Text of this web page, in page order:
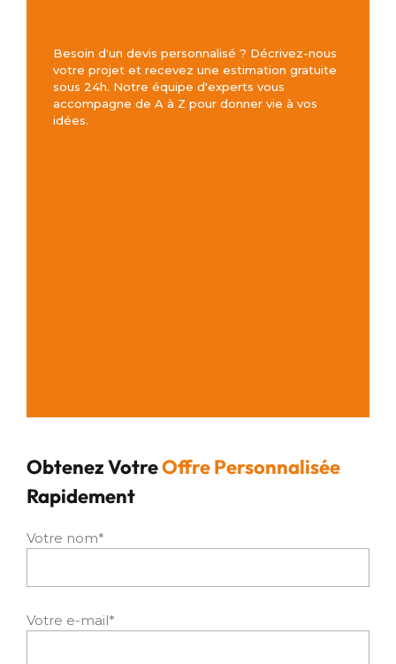
Besoin d'un devis personnalisé ? Décrivez-nous
votre projet et recevez une estimation gratuite
sous 24h. Notre équipe d'experts vous
accompagne de A à Z pour donner vie à vos
idées.
Obtenez VotreOffre Personnalisée
Rapidement
Votre nom*
Votre e-mail*